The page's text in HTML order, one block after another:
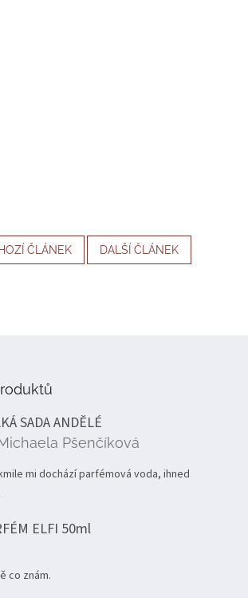
ČLÁNEK DALŠÍ ČLÁNEK
SADA ANDĚLÉ
produktu je 5 z 5 hvězdiček.
Pšenčíková
mi dochází parfémová voda, ihned
ELFI 50ml
produktu je 5 z 5 hvězdiček.
co znám.